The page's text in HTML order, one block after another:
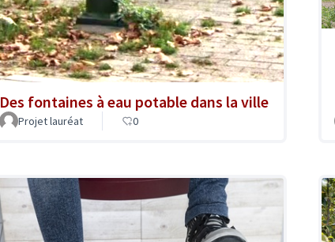
Des fontaines à eau potable dans la ville
Projet lauréat 0